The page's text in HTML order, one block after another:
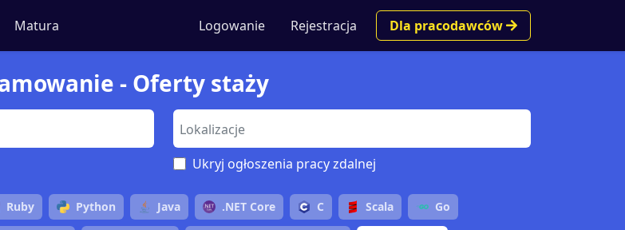
Matura Logowanie Rejestracja Dla pracodawców
- Oferty staży
Ukryj ogłoszenia pracy zdalnej
Ruby Python Java .NET Core C Scala Go